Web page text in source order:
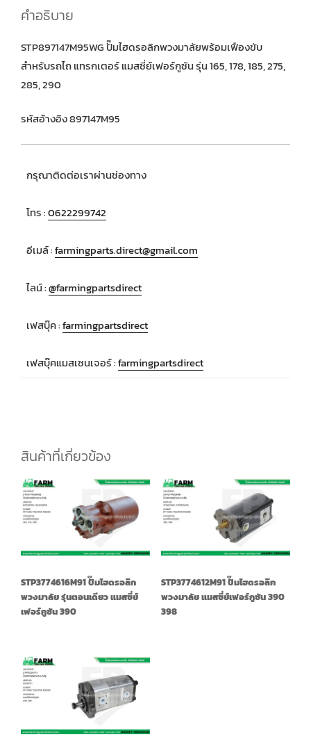
คำอธิบาย
STP897147M95WG ปั๊มไฮดรอลิกพวงมาลัยพร้อมเฟืองขับ
สำหรับรถไถ แทรกเตอร์ แมสซี่ย์เฟอร์กูซัน รุ่น 165, 178, 185, 275,
285, 290
รหัสอ้างอิง 897147M95
กรุณาติดต่อเราผ่านช่องทาง
โทร :0622299742
อีเมล์ :farmingparts.direct@gmail.com
ไลน์ :@farmingpartsdirect
เฟสบุ๊ค :farmingpartsdirect
เฟสบุ๊คแมสเซนเจอร์ :farmingpartsdirect
สินค้าที่เกี่ยวข้อง
STP3774616M91 ปั๊มไฮดรอลิก
พวงมาลัย รุ่นตอนเดียว แมสซี่ย์
เฟอร์กูซัน 390
STP3774612M91 ปั๊มไฮดรอลิก
พวงมาลัย แมสซี่ย์เฟอร์กูซัน 390
398